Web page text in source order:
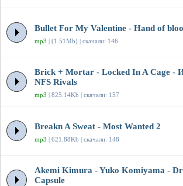
Bullet For My Valentine - Hand of
mp3 | (1.51Mb) | скачали: 146
Brick + Mortar - Locked In A Cage -
NFS Rivals
mp3 | 825.14Kb | скачали: 157
Breakn A Sweat - Most Wanted 2
mp3 | 621.88Kb | скачали: 148
Akemi Kimura - Yuko Komiyama -
Capsule